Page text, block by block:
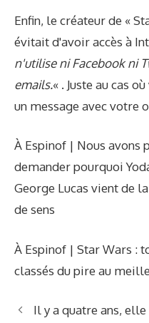
Enfin, le créateur de «
évitait d'avoir accès à
n'utilise ni Facebook ni
emails.« . Juste au cas
un message avec votre
À Espinof | Nous avons
demander pourquoi
George Lucas vient de
de sens
À Espinof | Star Wars :
classés du pire au
Il y a quatre ans,